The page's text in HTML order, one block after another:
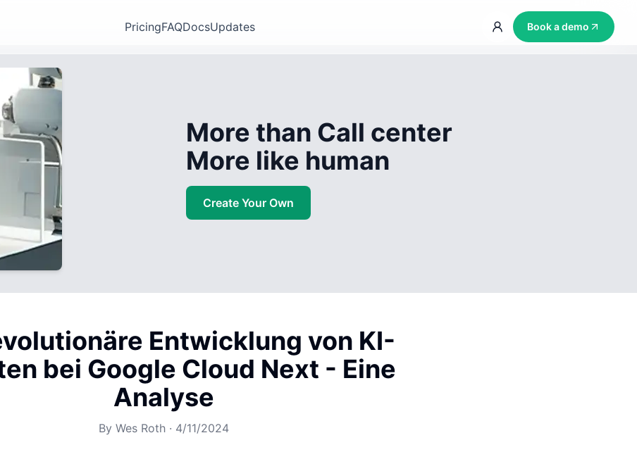
PricingFAQDocsUpdates Book a demo
More than Call center
More like human
Create Your Own
Entwicklung von KI-
bei Google Cloud Next - Eine
Analyse
By Wes Roth· 4/11/2024